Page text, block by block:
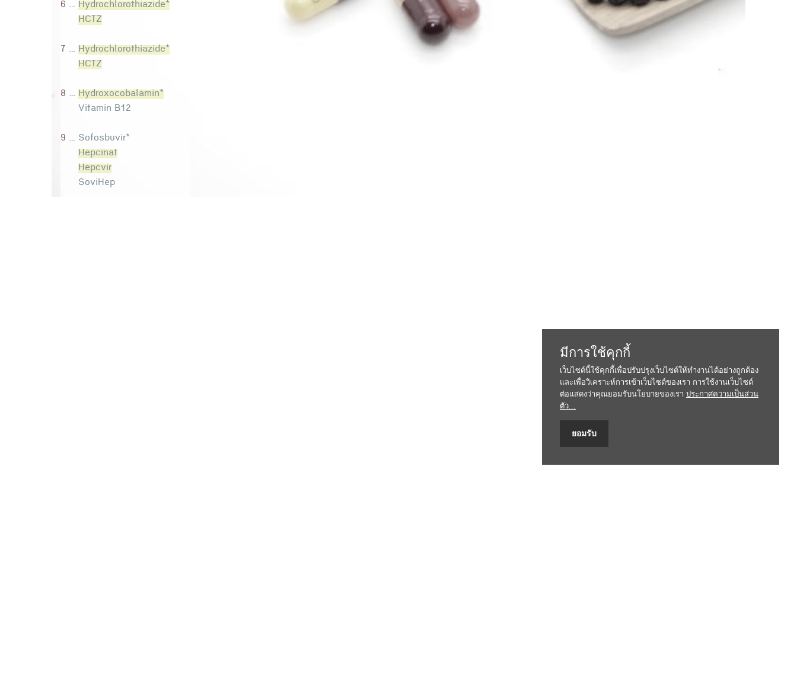
6 ... Hydrochlorothiazide*
HCTZ
7 ... Hydrochlorothiazide*
HCTZ
8 ... Hydroxocobalamin*
Vitamin B12
9 ... Sofosbuvir*
Hepcinat
Hepcvir
SoviHep
มีการใช้คุกกี้
เว็บไซต์นี้ใช้คุกกี้เพื่อปรับปรุงเว็บไซต์ให้ทำงานได้อย่างถูกต้อง
และเพื่อวิเคราะห์การเข้าเว็บไซต์ของเรา การใช้งานเว็บไซต์
ต่อแสดงว่าคุณยอมรับนโยบายของเรา ประกาศความเป็นส่วน
ตัว...
ยอมรับ